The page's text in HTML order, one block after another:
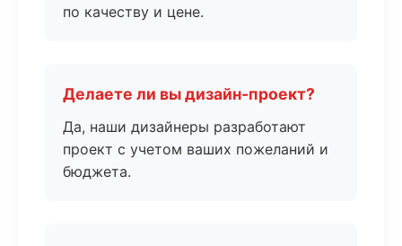
по качеству и цене.
Делаете ли вы дизайн-проект?
Да, наши дизайнеры разработают
проект с учетом ваших пожеланий и
бюджета.